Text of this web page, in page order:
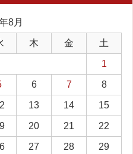
8月
木 金 土
1
6 7 8
13 14 15
20 21 22
27 28 29